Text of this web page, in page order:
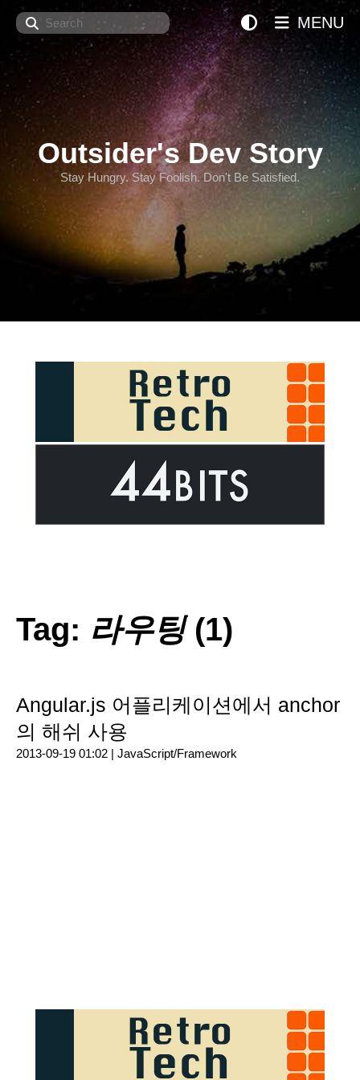
Search
Outsider's Dev Story
Stay Hungry. Stay Foolish. Don't Be Satisfied.
MENU
Tag: 라우팅(1)
Angular.js 어플리케이션에서 anchor
의 해쉬 사용
2013-09-19 01:02 | JavaScript/Framework